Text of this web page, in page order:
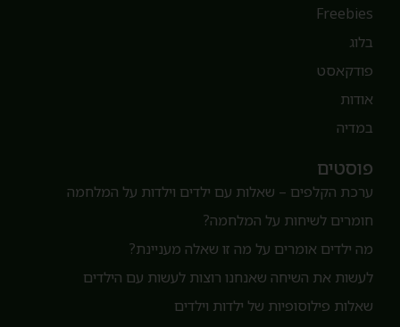
Freebies
פודקאסט
אודות
במדיה
פוסטים
ערכת הקלפים – שאלות עם ילדים וילדות על המלחמה
חומרים לשיחות על המלחמה?
מה ילדים אומרים על מה זו שאלה מעניינת?
לעשות את השיחה שאנחנו רוצות לעשות עם הילדים
שאלות פילוסופיות של ילדות וילדים